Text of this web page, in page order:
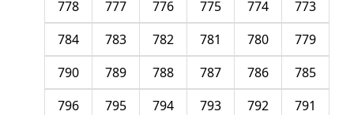
773
774
775
776
777
778
779
780
781
782
783
784
785
786
787
788
789
790
791
792
793
794
795
796